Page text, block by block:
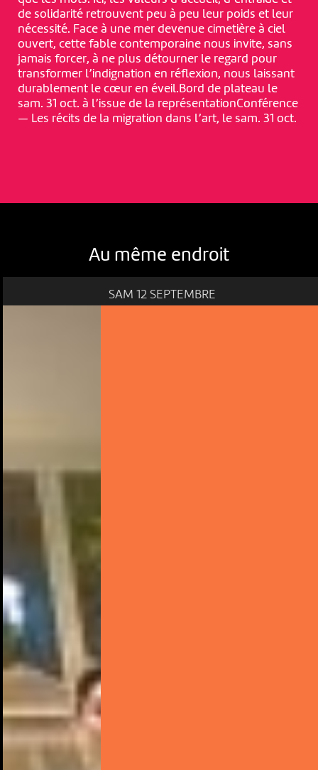
de solidarité retrouvent peu à peu leur poids et leur
nécessité. Face à une mer devenue cimetière à ciel
ouvert, cette fable contemporaine nous invite, sans
jamais forcer, à ne plus détourner le regard pour
transformer l’indignation en réflexion, nous laissant
durablement le cœur en éveil.Bord de plateau le
sam. 31 oct. à l’issue de la représentationConférence
— Les récits de la migration dans l’art, le sam. 31 oct.
Au même endroit
SAM 12 SEPTEMBRE